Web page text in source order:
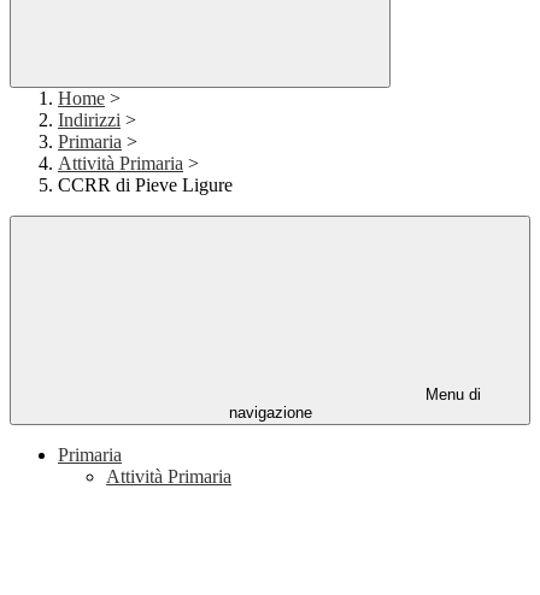
Home >
Indirizzi >
Primaria >
Attività Primaria >
CCRR di Pieve Ligure
Menu di
navigazione
Primaria
Attività Primaria